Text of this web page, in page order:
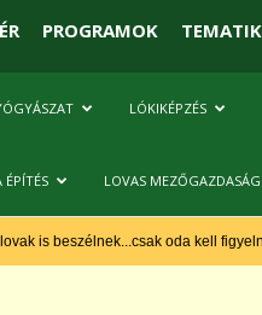
PROGRAMOK
LÓKIKÉPZÉS
ÉPÍTÉS LOVAS MEZŐGAZDASÁG
is beszélnek...csak oda kell